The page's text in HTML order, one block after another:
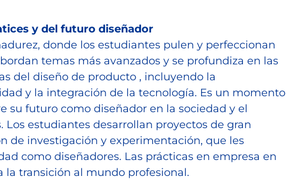
y del futuro diseñador
donde los estudiantes pulen y perfeccionan
temas más avanzados y se profundiza en las
del diseño de producto , incluyendo la
y la integración de la tecnología. Es un momento
su futuro como diseñador en la sociedad y el
Los estudiantes desarrollan proyectos de gran
de investigación y experimentación, que les
como diseñadores. Las prácticas en empresa en
la transición al mundo profesional.